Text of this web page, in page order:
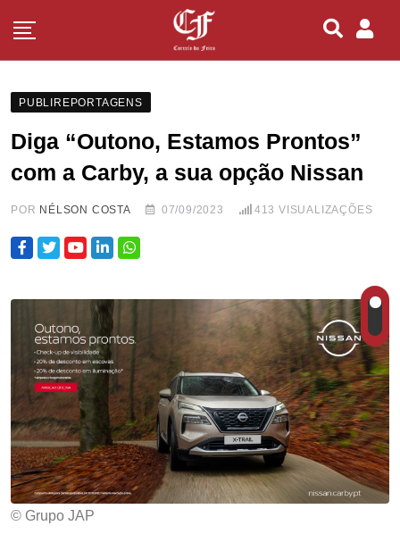
PUBLIREPORTAGENS
Diga “Outono, Estamos Prontos”
com a Carby, a sua opção Nissan
POR NÉLSON COSTA 07/09/2023 413 VISUALIZAÇÕES
© Grupo JAP